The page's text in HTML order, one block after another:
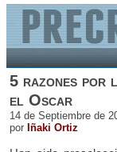
5 razones por
el Oscar
14 de Septiembre de
por Iñaki Ortiz